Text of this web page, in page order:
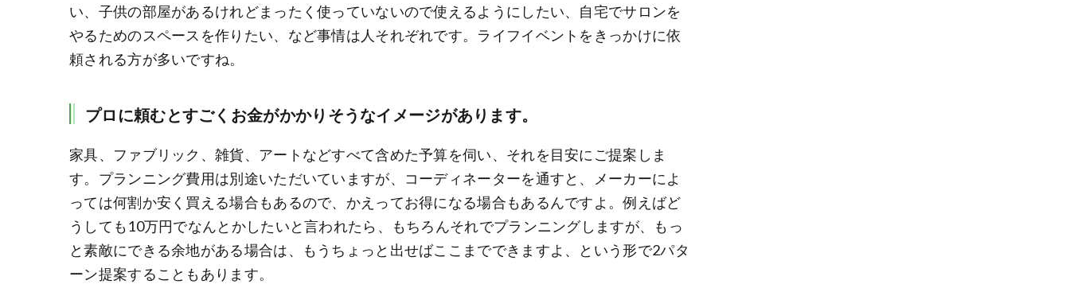
い、子供の部屋があるけれどまったく使っていないので使えるようにしたい、自宅でサロンを
やるためのスペースを作りたい、など事情は人それぞれです。ライフイベントをきっかけに依
頼される方が多いですね。
プロに頼むとすごくお金がかかりそうなイメージがあります。
家具、ファブリック、雑貨、アートなどすべて含めた予算を伺い、それを目安にご提案しま
す。プランニング費用は別途いただいていますが、コーディネーターを通すと、メーカーによ
っては何割か安く買える場合もあるので、かえってお得になる場合もあるんですよ。例えばど
うしても10万円でなんとかしたいと言われたら、もちろんそれでプランニングしますが、もっ
と素敵にできる余地がある場合は、もうちょっと出せばここまでできますよ、という形で2パタ
ーン提案することもあります。